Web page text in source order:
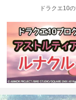
ドラクエ10